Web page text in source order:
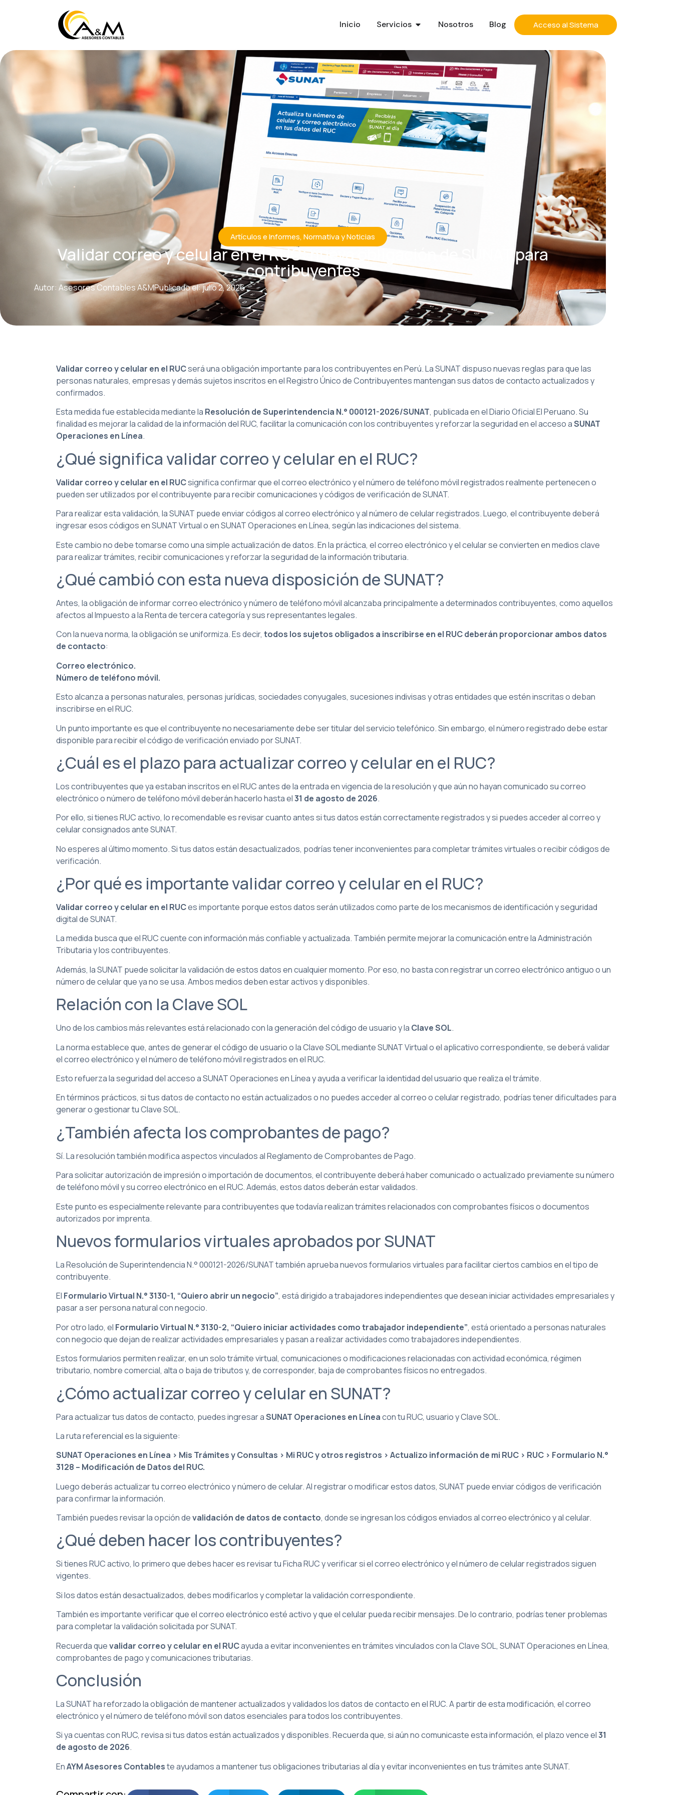
Inicio Servicios Nosotros Blog Acceso al Sistema
Artículos e Informes,Normativa y Noticias
Validar correo y celular en el RUC: nueva obligación de SUNAT para
contribuyentes
Autor: Asesores Contables A&MPublicado el: julio 2, 2026
Validar correo y celular en el RUCserá una obligación importante para los contribuyentes en Perú. La SUNAT dispuso nuevas reglas para que las
personas naturales, empresas y demás sujetos inscritos en el Registro Único de Contribuyentes mantengan sus datos de contacto actualizados y
confirmados.
Esta medida fue establecida mediante la Resolución de Superintendencia N.° 000121-2026/SUNAT, publicada en el Diario Oficial El Peruano. Su
finalidad es mejorar la calidad de la información del RUC, facilitar la comunicación con los contribuyentes y reforzar la seguridad en el acceso aSUNAT
Operaciones en Línea.
¿Qué significa validar correo y celular en el RUC?
Validar correo y celular en el RUCsignifica confirmar que el correo electrónico y el número de teléfono móvil registrados realmente pertenecen o
pueden ser utilizados por el contribuyente para recibir comunicaciones y códigos de verificación de SUNAT.
Para realizar esta validación, la SUNAT puede enviar códigos al correo electrónico y al número de celular registrados. Luego, el contribuyente deberá
ingresar esos códigos en SUNAT Virtual o en SUNAT Operaciones en Línea, según las indicaciones del sistema.
Este cambio no debe tomarse como una simple actualización de datos. En la práctica, el correo electrónico y el celular se convierten en medios clave
para realizar trámites, recibir comunicaciones y reforzar la seguridad de la información tributaria.
¿Qué cambió con esta nueva disposición de SUNAT?
Antes, la obligación de informar correo electrónico y número de teléfono móvil alcanzaba principalmente a determinados contribuyentes, como aquellos
afectos al Impuesto a la Renta de tercera categoría y sus representantes legales.
Con la nueva norma, la obligación se uniformiza. Es decir, todos los sujetos obligados a inscribirse en el RUC deberán proporcionar ambos datos
de contacto:
Correo electrónico.
Número de teléfono móvil.
Esto alcanza a personas naturales, personas jurídicas, sociedades conyugales, sucesiones indivisas y otras entidades que estén inscritas o deban
inscribirse en el RUC.
Un punto importante es que el contribuyente no necesariamente debe ser titular del servicio telefónico. Sin embargo, el número registrado debe estar
disponible para recibir el código de verificación enviado por SUNAT.
¿Cuál es el plazo para actualizar correo y celular en el RUC?
Los contribuyentes que ya estaban inscritos en el RUC antes de la entrada en vigencia de la resolución y que aún no hayan comunicado su correo
electrónico o número de teléfono móvil deberán hacerlo hasta el31 de agosto de 2026.
Por ello, si tienes RUC activo, lo recomendable es revisar cuanto antes si tus datos están correctamente registrados y si puedes acceder al correo y
celular consignados ante SUNAT.
No esperes al último momento. Si tus datos están desactualizados, podrías tener inconvenientes para completar trámites virtuales o recibir códigos de
verificación.
¿Por qué es importante validar correo y celular en el RUC?
Validar correo y celular en el RUCes importante porque estos datos serán utilizados como parte de los mecanismos de identificación y seguridad
digital de SUNAT.
La medida busca que el RUC cuente con información más confiable y actualizada. También permite mejorar la comunicación entre la Administración
Tributaria y los contribuyentes.
Además, la SUNAT puede solicitar la validación de estos datos en cualquier momento. Por eso, no basta con registrar un correo electrónico antiguo o un
número de celular que ya no se usa. Ambos medios deben estar activos y disponibles.
Relación con la Clave SOL
Uno de los cambios más relevantes está relacionado con la generación del código de usuario y la Clave SOL.
La norma establece que, antes de generar el código de usuario o la Clave SOL mediante SUNAT Virtual o el aplicativo correspondiente, se deberá validar
el correo electrónico y el número de teléfono móvil registrados en el RUC.
Esto refuerza la seguridad del acceso a SUNAT Operaciones en Línea y ayuda a verificar la identidad del usuario que realiza el trámite.
En términos prácticos, si tus datos de contacto no están actualizados o no puedes acceder al correo o celular registrado, podrías tener dificultades para
generar o gestionar tu Clave SOL.
¿También afecta los comprobantes de pago?
Sí. La resolución también modifica aspectos vinculados al Reglamento de Comprobantes de Pago.
Para solicitar autorización de impresión o importación de documentos, el contribuyente deberá haber comunicado o actualizado previamente su número
de teléfono móvil y su correo electrónico en el RUC. Además, estos datos deberán estar validados.
Este punto es especialmente relevante para contribuyentes que todavía realizan trámites relacionados con comprobantes físicos o documentos
autorizados por imprenta.
Nuevos formularios virtuales aprobados por SUNAT
La Resolución de Superintendencia N.° 000121-2026/SUNAT también aprueba nuevos formularios virtuales para facilitar ciertos cambios en el tipo de
contribuyente.
El Formulario Virtual N.° 3130-1, “Quiero abrir un negocio”, está dirigido a trabajadores independientes que desean iniciar actividades empresariales y
pasar a ser persona natural con negocio.
Por otro lado, el Formulario Virtual N.° 3130-2, “Quiero iniciar actividades como trabajador independiente”, está orientado a personas naturales
con negocio que dejan de realizar actividades empresariales y pasan a realizar actividades como trabajadores independientes.
Estos formularios permiten realizar, en un solo trámite virtual, comunicaciones o modificaciones relacionadas con actividad económica, régimen
tributario, nombre comercial, alta o baja de tributos y, de corresponder, baja de comprobantes físicos no entregados.
¿Cómo actualizar correo y celular en SUNAT?
Para actualizar tus datos de contacto, puedes ingresar aSUNAT Operaciones en Líneacon tu RUC, usuario y Clave SOL.
La ruta referencial es la siguiente:
SUNAT Operaciones en Línea > Mis Trámites y Consultas > Mi RUC y otros registros > Actualizo información de mi RUC > RUC > Formulario N.°
3128 – Modificación de Datos del RUC.
Luego deberás actualizar tu correo electrónico y número de celular. Al registrar o modificar estos datos, SUNAT puede enviar códigos de verificación
para confirmar la información.
También puedes revisar la opción devalidación de datos de contacto, donde se ingresan los códigos enviados al correo electrónico y al celular.
¿Qué deben hacer los contribuyentes?
Si tienes RUC activo, lo primero que debes hacer es revisar tu Ficha RUC y verificar si el correo electrónico y el número de celular registrados siguen
vigentes.
Si los datos están desactualizados, debes modificarlos y completar la validación correspondiente.
También es importante verificar que el correo electrónico esté activo y que el celular pueda recibir mensajes. De lo contrario, podrías tener problemas
para completar la validación solicitada por SUNAT.
Recuerda quevalidar correo y celular en el RUCayuda a evitar inconvenientes en trámites vinculados con la Clave SOL, SUNAT Operaciones en Línea,
comprobantes de pago y comunicaciones tributarias.
Conclusión
La SUNAT ha reforzado la obligación de mantener actualizados y validados los datos de contacto en el RUC. A partir de esta modificación, el correo
electrónico y el número de teléfono móvil son datos esenciales para todos los contribuyentes.
Si ya cuentas con RUC, revisa si tus datos están actualizados y disponibles. Recuerda que, si aún no comunicaste esta información, el plazo vence el31
de agosto de 2026.
EnAYM Asesores Contableste ayudamos a mantener tus obligaciones tributarias al día y evitar inconvenientes en tus trámites ante SUNAT.